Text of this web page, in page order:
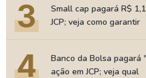
3
Small cap pagará R$
JCP; veja como garantir
4
Banco da Bolsa pagará
ação em JCP; veja qual